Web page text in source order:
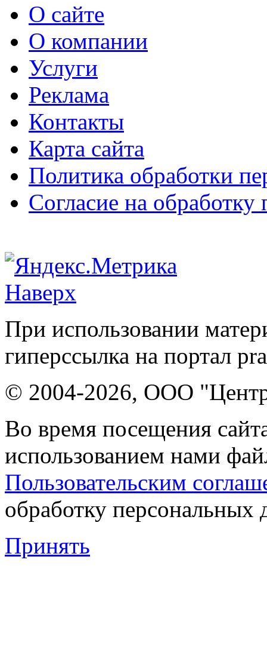
О сайте
О компании
Услуги
Реклама
Контакты
Карта сайта
Политика обработки
Согласие на
Наверх
При использовании
гиперссылка на портал
© 2004-2026, ООО "Центр
Во время посещения
использованием нами
Пользовательским
обработку персональных
Принять